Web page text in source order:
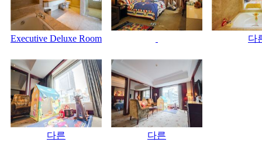
Executive Deluxe Room 다
다른 다른